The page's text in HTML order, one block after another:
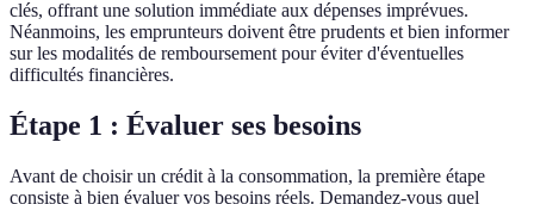
clés, offrant une solution immédiate aux dépenses imprévues.
Néanmoins, les emprunteurs doivent être prudents et bien informer
sur les modalités de remboursement pour éviter d'éventuelles
difficultés financières.
Étape 1 : Évaluer ses besoins
Avant de choisir un crédit à la consommation, la première étape
consiste à bien évaluer vos besoins réels. Demandez-vous quel